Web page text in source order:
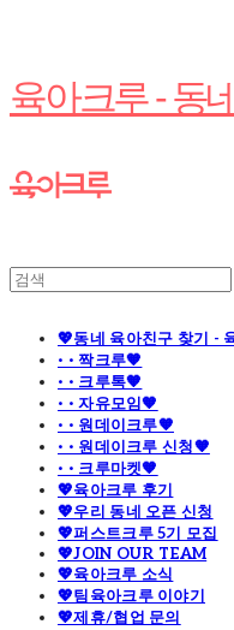
육아크루 - 동
💖동네 육아친구 찾기 -
· · 짝크루🧡
· · 크루톡🧡
· · 자유모임🧡
· · 원데이크루🧡
· · 원데이크루 신청🧡
· · 크루마켓🧡
💖육아크루 후기
💖우리 동네 오픈 신청
💖퍼스트크루 5기 모집
💖JOIN OUR TEAM
💖육아크루 소식
💖팀육아크루 이야기
💖제휴/협업 문의